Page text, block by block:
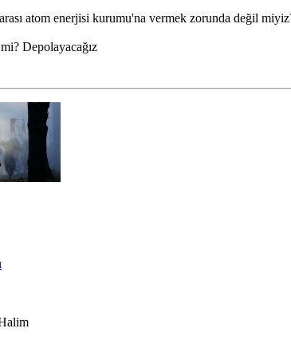
atom enerjisi kurumu'na vermek zorunda değil
Depolayacağız